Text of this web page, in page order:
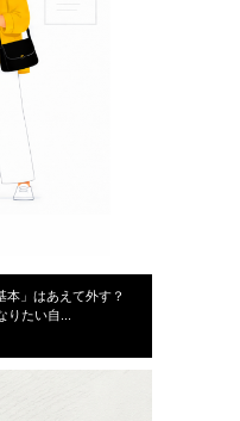
本」はあえて外す？
りたい自...